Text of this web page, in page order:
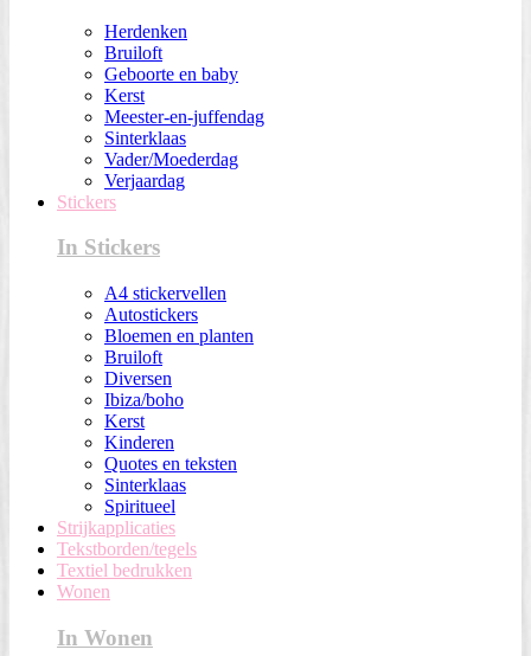
Herdenken
Bruiloft
Geboorte en baby
Kerst
Meester-en-juffendag
Sinterklaas
Vader/Moederdag
Verjaardag
Stickers
In Stickers
A4 stickervellen
Autostickers
Bloemen en planten
Bruiloft
Diversen
Ibiza/boho
Kerst
Kinderen
Quotes en teksten
Sinterklaas
Spiritueel
Strijkapplicaties
Tekstborden/tegels
Textiel bedrukken
Wonen
In Wonen